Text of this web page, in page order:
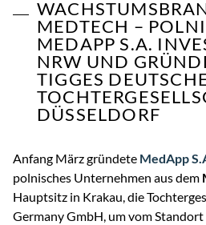
MEDTECH –
MEDAPP S.A.
NRW UND
TIGGES
DÜSSELDORF
Anfang März gründete MedApp
polnisches Unternehmen aus dem
Hauptsitz in Krakau, die
Germany GmbH, um vom